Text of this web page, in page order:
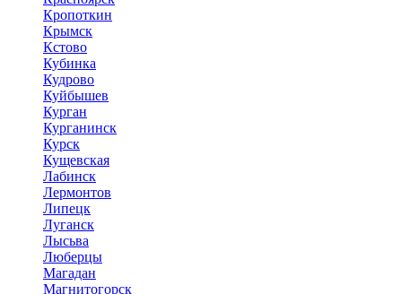
Кропоткин
Крымск
Кстово
Кубинка
Кудрово
Куйбышев
Курган
Курганинск
Курск
Кущевская
Лабинск
Лермонтов
Липецк
Луганск
Лысьва
Люберцы
Магадан
Магнитогорск